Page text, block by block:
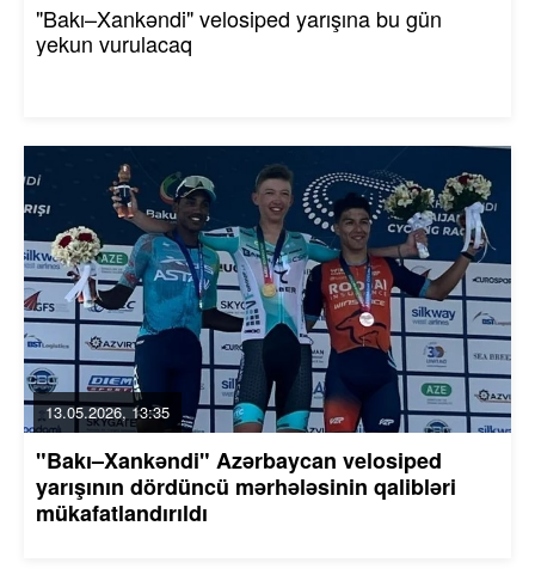
"Bakı–Xankəndi" velosiped yarışına bu gün
yekun vurulacaq
13.05.2026, 13:35
"Bakı–Xankəndi" Azərbaycan velosiped
yarışının dördüncü mərhələsinin qalibləri
mükafatlandırıldı